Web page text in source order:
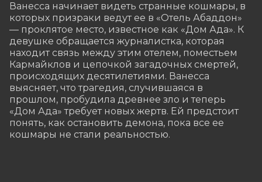
Ванесса начинает видеть странные кошмары, в
которых призраки ведут ее в «Отель Абаддон»
— проклятое место, известное как «Дом Ада». К
девушке обращается журналистка, которая
находит связь между этим отелем, поместьем
Кармайклов и цепочкой загадочных смертей,
происходящих десятилетиями. Ванесса
выясняет, что трагедия, случившаяся в
прошлом, пробудила древнее зло и теперь
«Дом Ада» требует новых жертв. Ей предстоит
понять, как остановить демона, пока все ее
кошмары не стали реальностью.